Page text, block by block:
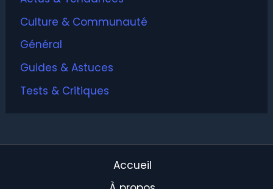
Culture & Communauté
Général
Guides & Astuces
Tests & Critiques
Accueil